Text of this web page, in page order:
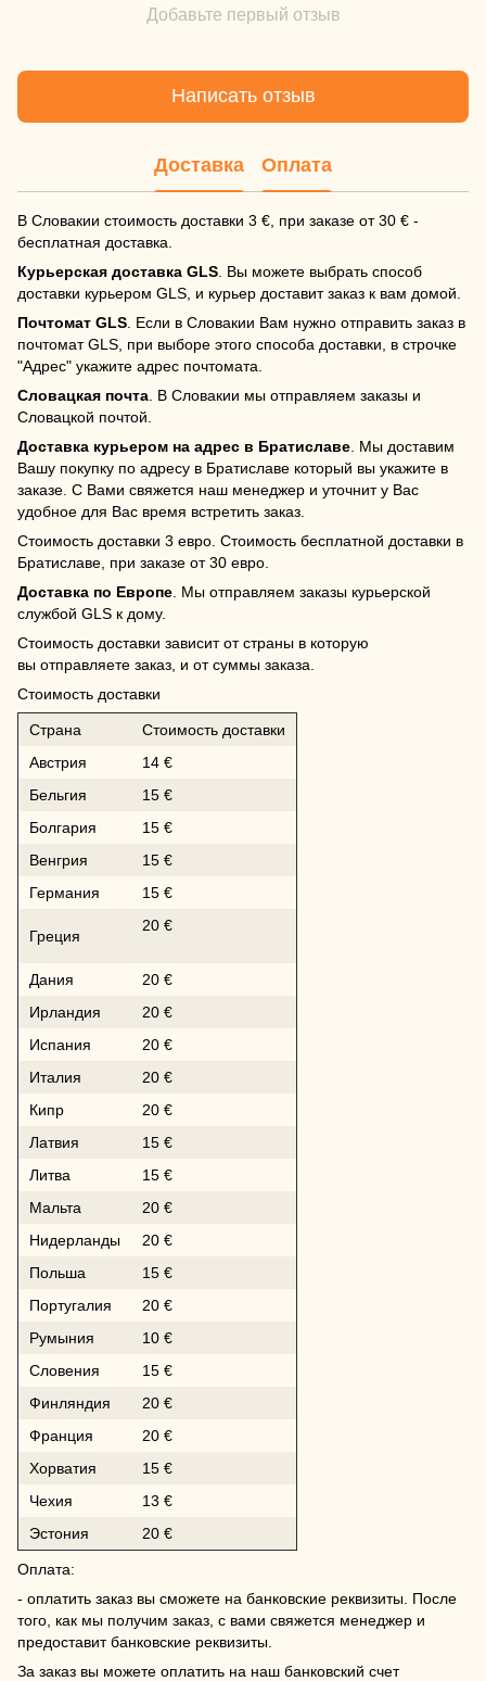
Добавьте первый отзыв
Написать отзыв
Доставка Оплата
В Словакии стоимость доставки 3 €, при заказе от 30 € -
бесплатная доставка.
Курьерская доставка GLS . Вы можете выбрать способ
доставки курьером GLS, и курьер доставит заказ к вам домой.
Почтомат GLS . Если в Словакии Вам нужно отправить заказ в
почтомат GLS, при выборе этого способа доставки, в строчке
"Адрес" укажите адрес почтомата.
Словацкая почта . В Словакии мы отправляем заказы и
Словацкой почтой.
Доставка курьером на адрес в Братиславе . Мы доставим
Вашу покупку по адресу в Братиславе который вы укажите в
заказе. С Вами свяжется наш менеджер и уточнит у Вас
удобное для Вас время встретить заказ.
Стоимость доставки 3 евро. Стоимость бесплатной доставки в
Братиславе, при заказе от 30 евро.
Доставка по Европе . Мы отправляем заказы курьерской
службой GLS к дому.
Стоимость доставки зависит от страны в которую
вы отправляете заказ, и от суммы заказа.
Стоимость доставки
Страна
Стоимость доставки
Австрия
14 €
Бельгия
15 €
Болгария
15 €
Венгрия
15 €
Германия
15 €
Греция
20 €
Дания
20 €
Ирландия
20 €
Испания
20 €
Италия
20 €
Кипр
20 €
Латвия
15 €
Литва
15 €
Мальта
20 €
Нидерланды
20 €
Польша
15 €
Португалия
20 €
Румыния
10 €
Словения
15 €
Финляндия
20 €
Франция
20 €
Хорватия
15 €
Чехия
13 €
Эстония
20 €
Оплата:
- оплатить заказ вы сможете на банковские реквизиты. После
того, как мы получим заказ, с вами свяжется менеджер и
предоставит банковские реквизиты.
За заказ вы можете оплатить на наш банковский счет